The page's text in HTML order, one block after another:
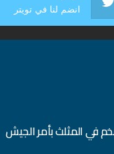
انضم لنا في تويتر
في المثلث بأمر الجيش